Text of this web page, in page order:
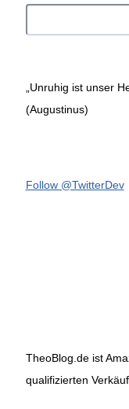
„Unruhig ist unser
(Augustinus)
Follow @TwitterDev
TheoBlog.de ist
qualifizierten